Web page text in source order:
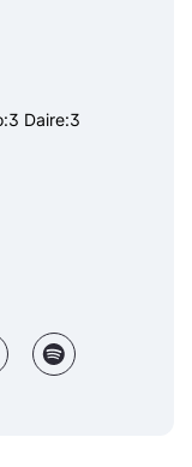
Daire:3